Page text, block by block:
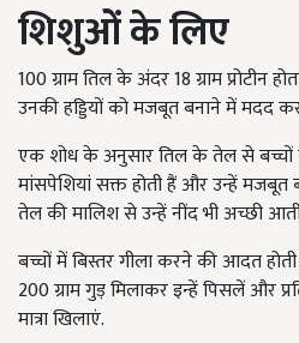
शिशुओं के लिए
100 ग्राम तिल के अंदर 18 ग्राम प्रोटीन
उनकी हड्डियों को मजबूत बनाने में मदद
एक शोध के अनुसार तिल के तेल से
मांसपेशियां सक्त होती हैं और उन्हें
तेल की मालिश से उन्हें नींद भी अच्छी
बच्चों में बिस्तर गीला करने की आदत
200 ग्राम गुड़ मिलाकर इन्हें पिसलें और
मात्रा खिलाएं.